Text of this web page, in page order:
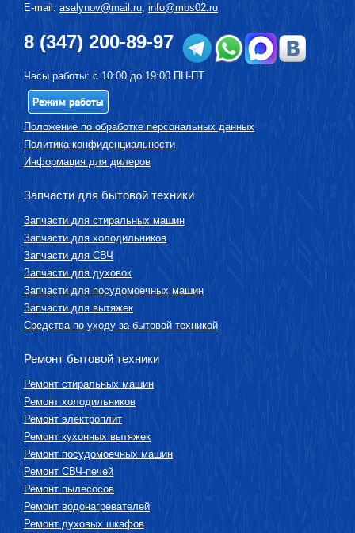
E-mail: asalynov@mail.ru info@mbs02.ru
8 (347) 200-89-97
Часы работы: с 10:00 до 19:00 ПН-ПТ
Режим работы
Положение по обработке персональных данных
Политика конфиденциальности
Информация для дилеров
Запчасти для бытовой техники
Запчасти для стиральных машин
Запчасти для холодильников
Запчасти для СВЧ
Запчасти для духовок
Запчасти для посудомоечных машин
Запчасти для вытяжек
Средства по уходу за бытовой техникой
Ремонт бытовой техники
Ремонт стиральных машин
Ремонт холодильников
Ремонт электроплит
Ремонт кухонных вытяжек
Ремонт посудомоечных машин
Ремонт СВЧ-печей
Ремонт пылесосов
Ремонт водонагревателей
Ремонт духовых шкафов